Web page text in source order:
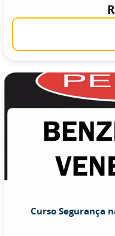
Curso Segurança